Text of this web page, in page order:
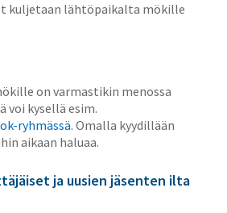
kuljetaan lähtöpaikalta mökille
on varmastikin menossa
voi kysellä esim.
ryhmässä. Omalla kyydillään
aikaan haluaa.
ja uusien jäsenten ilta